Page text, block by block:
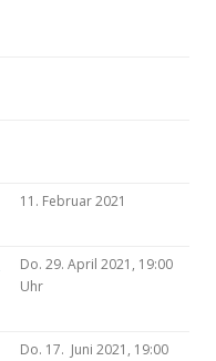
11. Februar 2021
Do. 29. April 2021, 19:00
Uhr
Do. 17. Juni 2021, 19:00